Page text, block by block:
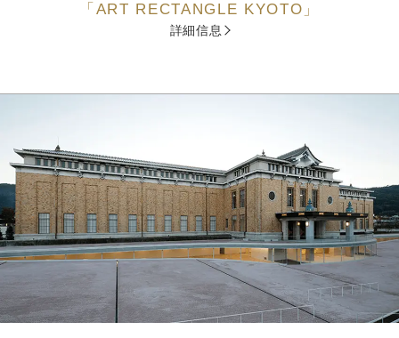
「ART RECTANGLE KYOTO」
詳細信息